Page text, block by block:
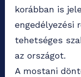
korábban is
engedélyezési
tehetséges
az országot.
A mostani